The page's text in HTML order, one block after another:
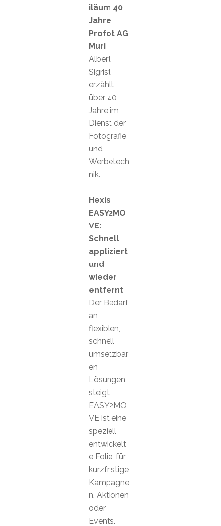
iläum 40
Jahre
Profot AG
Muri
Albert
Sigrist
erzählt
über 40
Jahre im
Dienst der
Fotografie
und
Werbetech
nik.
Hexis
EASY2MO
VE:
Schnell
appliziert
und
wieder
entfernt
Der Bedarf
an
flexiblen,
schnell
umsetzbar
en
Lösungen
steigt.
EASY2MO
VE ist eine
speziell
entwickelt
e Folie, für
kurzfristige
Kampagne
n, Aktionen
oder
Events.